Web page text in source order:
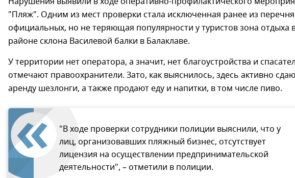
"Пляж". Одним из мест проверки стала исключенная ранее из перечня
официальных, но не теряющая популярности у туристов зона отдыха
районе склона Василевой балки в Балаклаве.
У территории нет оператора, а значит, нет благоустройства и
отмечают правоохранители. Зато, как выяснилось, здесь активно
аренду шезлонги, а также продают еду и напитки, в том числе пиво.
"В ходе проверки сотрудники полиции выяснили, что у
лиц, организовавших пляжный бизнес, отсутствует
лицензия на осуществлении предпринимательской
деятельности", – отметили в полиции.